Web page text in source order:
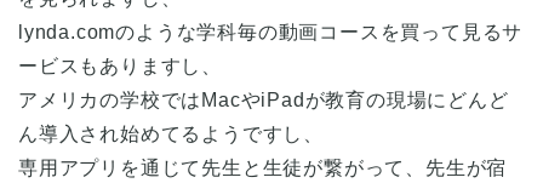
lynda.comのような学科毎の動画コースを買って見るサ
ービスもありますし、
アメリカの学校ではMacやiPadが教育の現場にどんど
ん導入され始めてるようですし、
専用アプリを通じて先生と生徒が繋がって、先生が宿